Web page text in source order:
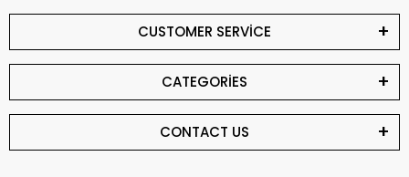
CUSTOMER SERVİCE
CATEGORİES
CONTACT US